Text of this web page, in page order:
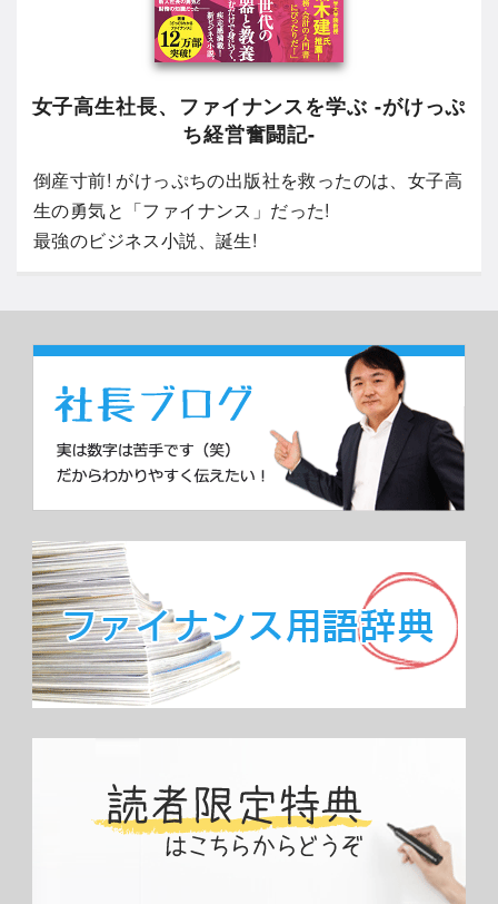
女子高生社長、ファイナンスを学ぶ -がけっぷ
ち経営奮闘記-
倒産寸前! がけっぷちの出版社を救ったのは、女子高
生の勇気と「ファイナンス」だった!
最強のビジネス小説、誕生!